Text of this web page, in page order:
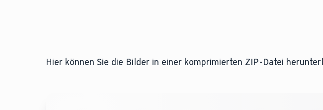
Hier können Sie die Bilder in einer komprimierten ZIP-Datei